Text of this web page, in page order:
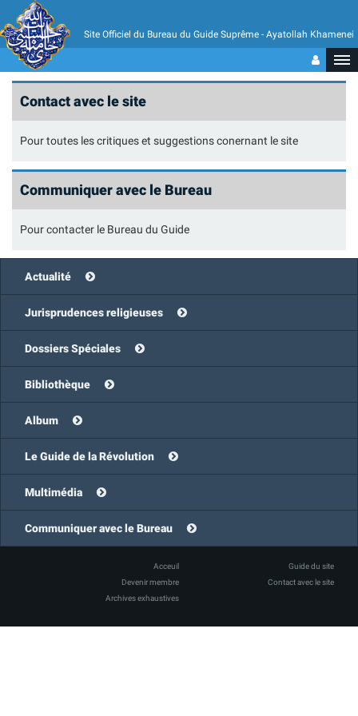
Site Officiel du Bureau du Guide Suprême - Ayatollah Khamenei
Contact avec le site
Pour toutes les critiques et suggestions conernant le site
Communiquer avec le Bureau
Pour contacter le Bureau du Guide
Actualité
Jurisprudences religieuses
Dossiers Spéciales
Bibliothèque
Album
Le Guide de la Révolution
Multimédia
Communiquer avec le Bureau
Acceuil
Guide du site
Devenir membre
Contact avec le site
Archives exhaustives